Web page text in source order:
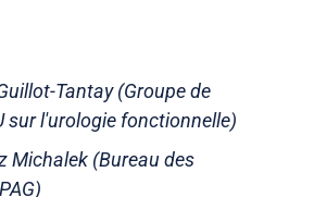
Tantay (Groupe de
sur l'urologie fonctionnelle)
Michalek (Bureau des